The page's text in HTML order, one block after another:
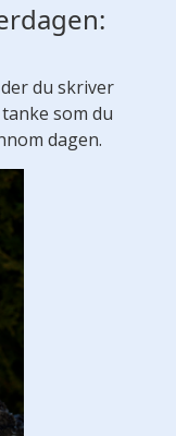
du skriver
som du
dagen.